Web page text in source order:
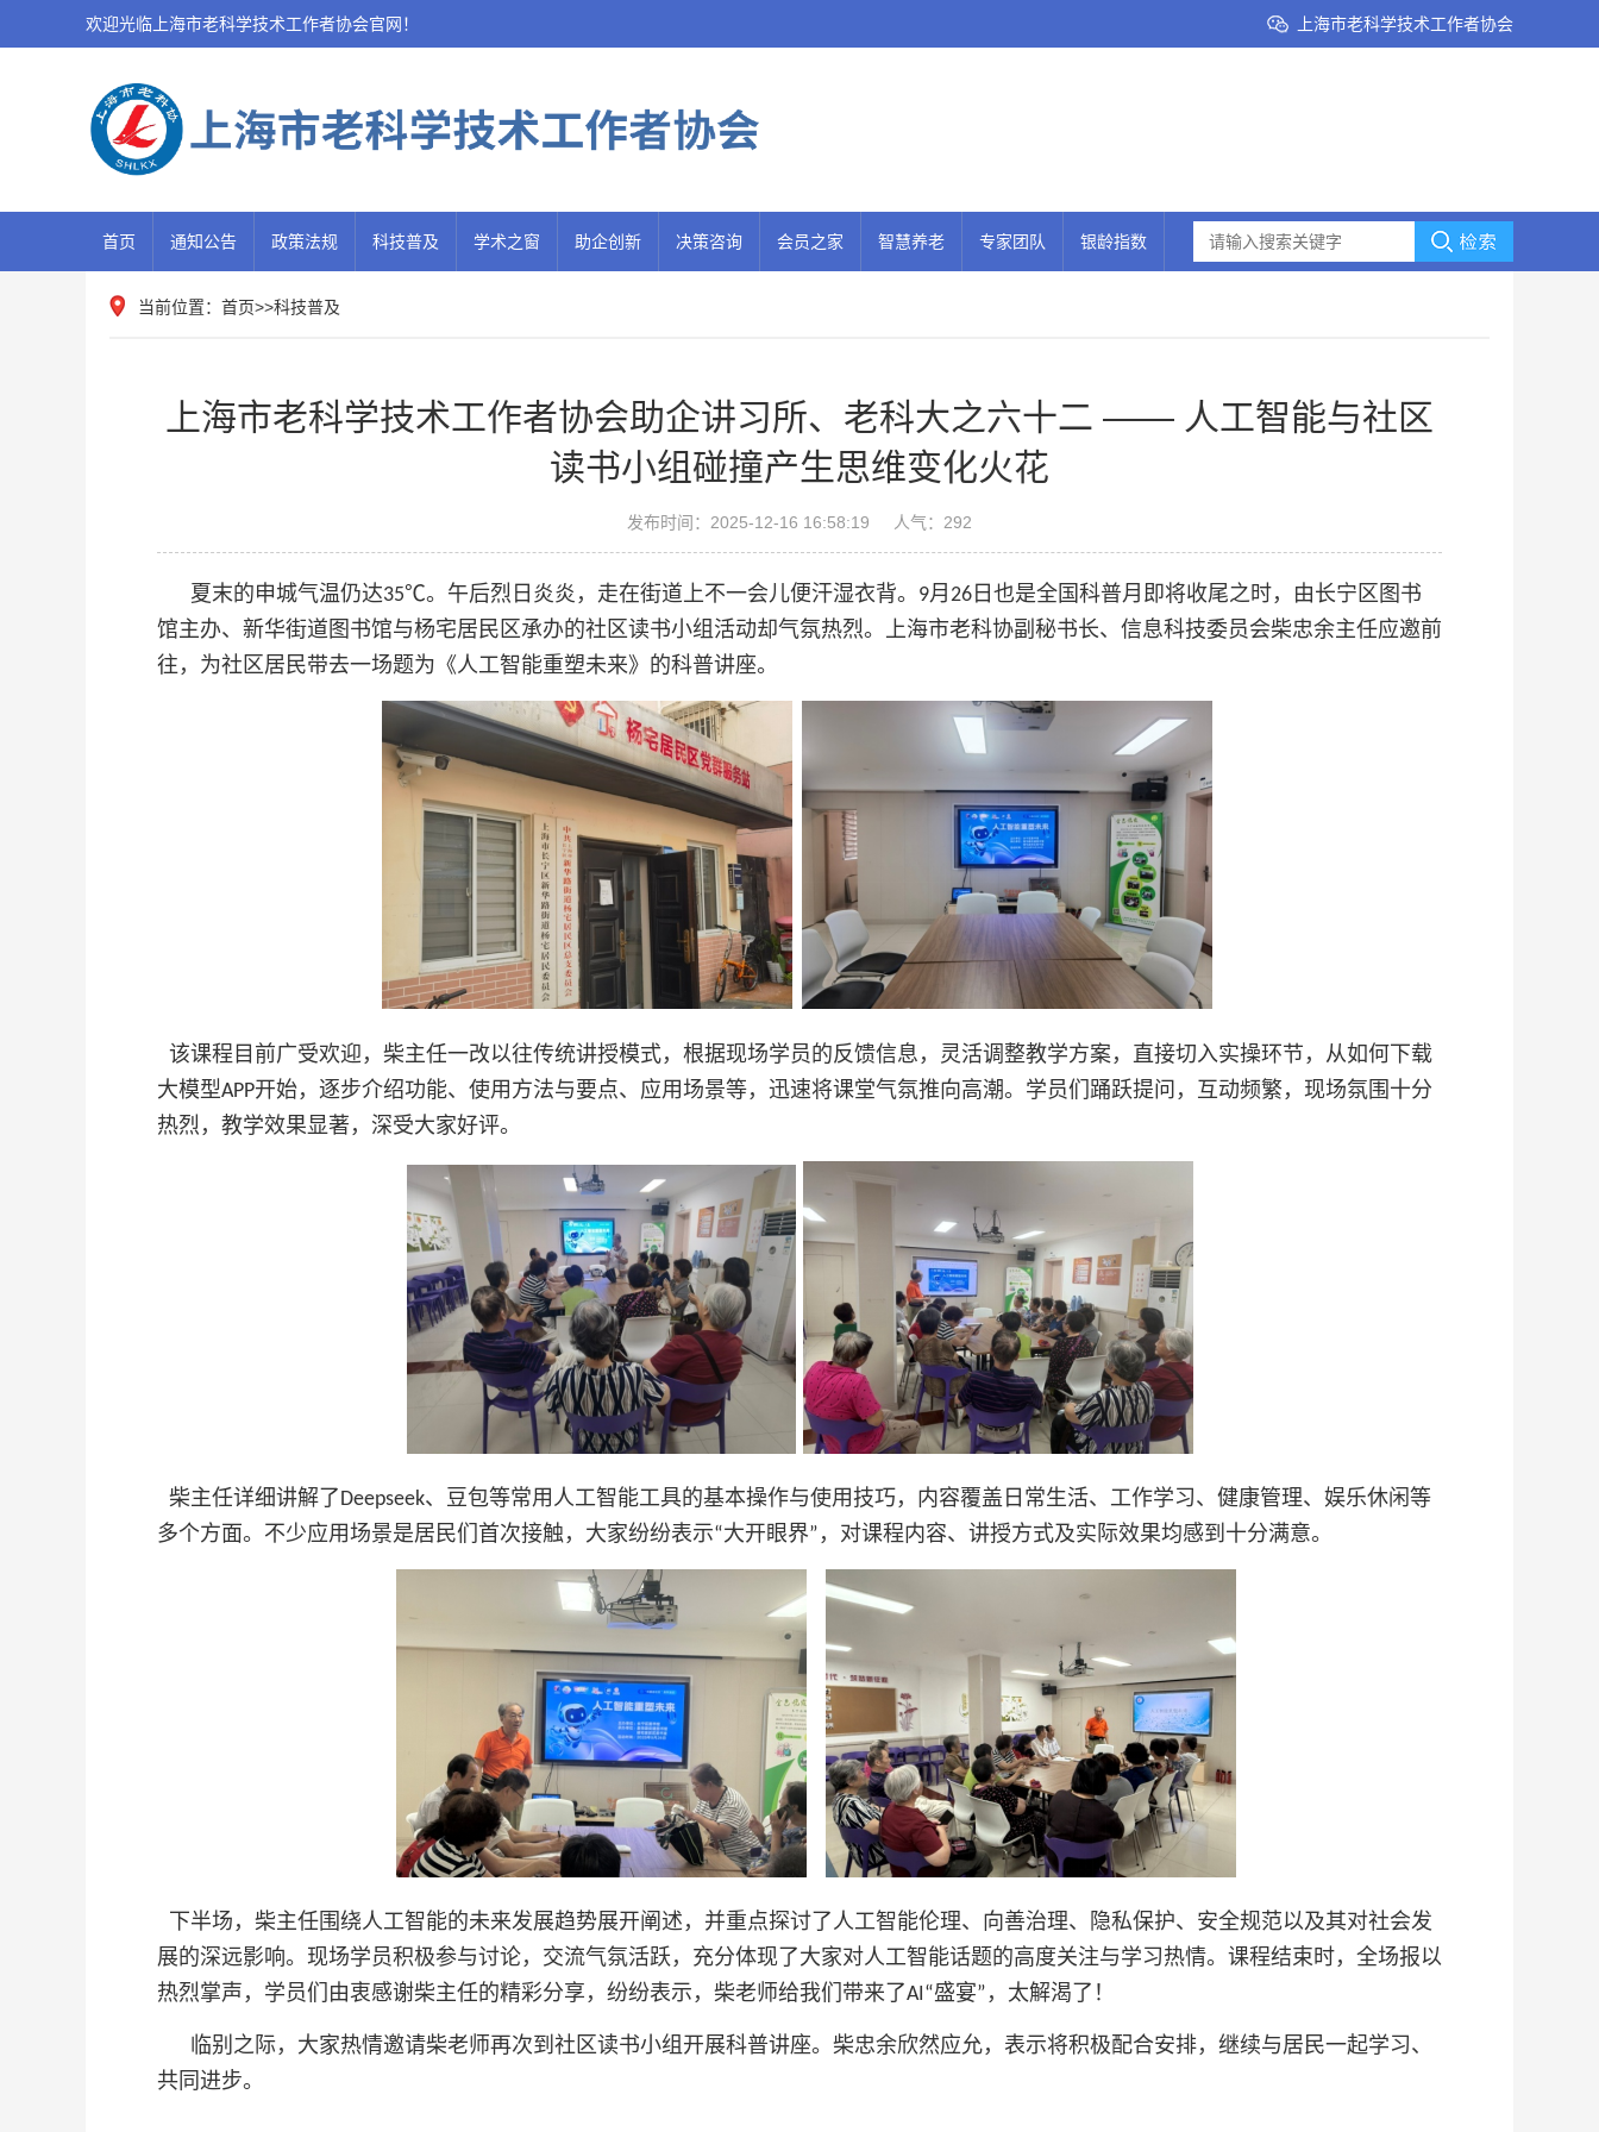
上海市老科学技术工作者协会
欢迎光临上海市老科学技术工作者协会官网！
首页 通知公告 政策法规 科技普及 学术之窗 助企创新 决策咨询 会员之家 智慧养老 专家团队 银龄指数
当前位置： 首页>>科技普及
上海市老科学技术工作者协会助企讲习所、老科大之六十二 —— 人工智能与社区
读书小组碰撞产生思维变化火花
发布时间：2025-12-16 16:58:19 人气：292
夏末的申城气温仍达35℃。午后烈日炎炎，走在街道上不一会儿便汗湿衣背。 9月 26 日也是全国科普月即将收尾之时，由长宁区图书
馆主办、新华街道图书馆与杨宅居民区承办的社区读书小组活动却气氛热烈。上海市老科协副秘书长、信息科技委员会柴忠余主任应邀前
往，为社区居民带去一场题为《人工智能重塑未来》的科普讲座。
该课程目前广受欢迎，柴主任一改以往传统讲授模式，根据现场学员的反馈信息，灵活调整教学方案，直接切入实操环节，从如何下载
大模型APP开始，逐步介绍功能、使用方法与要点、应用场景等，迅速将课堂气氛推向高潮。学员们踊跃提问，互动频繁，现场氛围十分
热烈，教学效果显著，深受大家好评。
柴主任详细讲解了Deepseek、豆包等常用人工智能工具的基本操作与使用技巧，内容覆盖日常生活、工作学习、健康管理、娱乐休闲等
多个方面。不少应用场景是居民们首次接触，大家纷纷表示“大开眼界” ，对课程内容、讲授方式及实际效果均感到十分满意。
下半场，柴主任围绕人工智能的未来发展趋势展开阐述，并重点探讨了人工智能伦理、向善治理、隐私保护、安全规范以及其对社会发
展的深远影响。现场学员积极参与讨论，交流气氛活跃，充分体现了大家对人工智能话题的高度关注与学习热情。课程结束时，全场报以
热烈掌声，学员们由衷感谢柴主任的精彩分享，纷纷表示，柴老师给我们带来了AI“盛宴” ，太解渴了！
临别之际，大家热情邀请柴老师再次到社区读书小组开展科普讲座。柴忠余欣然应允，表示将积极配合安排，继续与居民一起学习、
共同进步。